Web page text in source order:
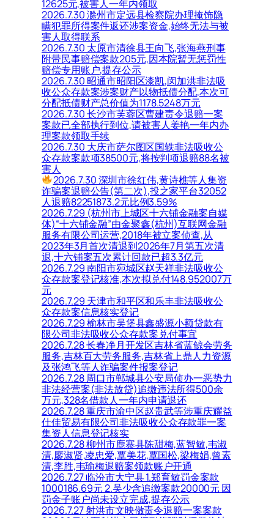
12625元,被害人一年内领取
2026.7.30 滁州市定远县检察院办理掩饰隐
瞒犯罪所得案件返还涉案资金,始终无法与被
害人取得联系
2026.7.30 太原市清徐县王向飞,张海燕刑事
附带民事赔偿案款205元,因本院暂无惩罚性
赔偿专用账户,提存公示
2026.7.30 昭通市昭阳区漆凯,闵加洪非法吸
收公众存款案涉案财产以物抵债分配,本次可
分配抵债财产总价值为1178.5248万元
2026.7.30 长沙市芙蓉区曹建责令退赔一案
案款已全部执行到位,请被害人姜艳一年内办
理案款领取手续
2026.7.30 大庆市萨尔图区国轶非法吸收公
众存款案款项38500元,将按判项退赔88名被
害人
2026.7.30 深圳市徐红伟,黄诗樵等人集资
诈骗案退赔公告(第二次),投之家平台32052
人退赔82251873.2元比例3.59%
2026.7.29 (杭州市上城区十六铺金融案自媒
体)“十六铺金融”由金聚鑫(杭州)互联网金融
服务有限公司运营,2018年被立案侦查,从
2023年3月首次清退到2026年7月第五次清
退,十六铺案五次累计回款已超3.3亿元
2026.7.29 南阳市宛城区赵天祥非法吸收公
众存款案登记核准,本次拟兑付148.952007万
元
2026.7.29 天津市和平区和乐丰非法吸收公
众存款案信息核实登记
2026.7.29 榆林市吴堡县鑫盛源小额贷款有
限公司非法吸收公众存款案兑付事宜
2026.7.28 长春净月开发区吉林省蓝鲸会劳务
服务,吉林百大劳务服务,吉林省上鼎人力资源
及张鸿飞等人诈骗案件报案登记
2026.7.28 周口市郸城县公安局侦办一恶势力
非法经营案(非法放贷)追缴违法所得500余
万元,328名借款人一年内申请退还
2026.7.28 重庆市渝中区赵贵武等涉重庆耀益
仕佳贸易有限公司非法吸收公众存款罪一案
集资人信息登记核实
2026.7.28 柳州市鹿寨县陈甜梅,蓝智敏,韦淑
清,廖淑贤,凌忠爱,覃美花,覃国松,梁梅娟,曾素
清,李胜,韦瑜梅退赔案领款账户开通
2026.7.27 临汾市大宁县 1.郑育敏罚金案款
1000186.69元 2.吴少含追缴案款20000元 因
罚金子账户尚未设立完成,提存公示
2026.7.27 射洪市文映傚责令退赔一案案款